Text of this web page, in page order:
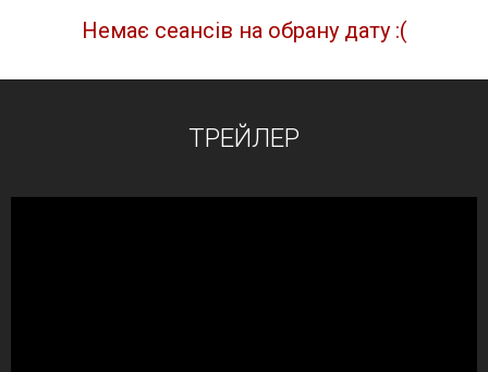
Немає сеансів на обрану дату :(
ТРЕЙЛЕР